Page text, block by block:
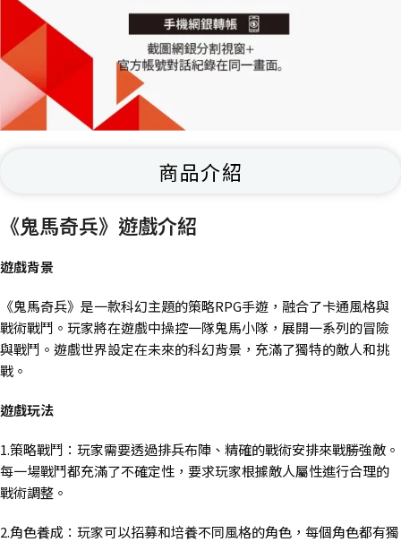
商品介紹
《鬼馬奇兵》遊戲介紹
遊戲背景
《鬼馬奇兵》是一款科幻主題的策略RPG手遊，融合了卡通風格與
戰術戰鬥。玩家將在遊戲中操控一隊鬼馬小隊，展開一系列的冒險
與戰鬥。遊戲世界設定在未來的科幻背景，充滿了獨特的敵人和挑
戰。
遊戲玩法
1.策略戰鬥：玩家需要透過排兵布陣、精確的戰術安排來戰勝強敵。
每一場戰鬥都充滿了不確定性，要求玩家根據敵人屬性進行合理的
戰術調整。
2.角色養成：玩家可以招募和培養不同風格的角色，每個角色都有獨